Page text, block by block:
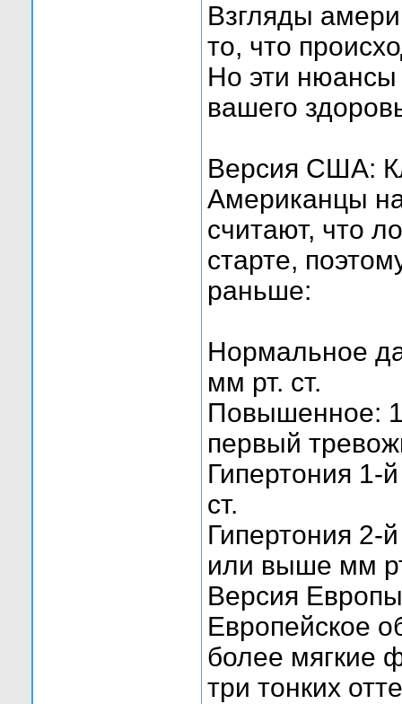
Взгляды
то, что
Но эти нюансы
вашего
Версия США:
Американцы
считают, что
старте,
раньше:
Нормальное
мм рт. ст.
Повышенное:
первый
Гипертония 1-
ст.
Гипертония 2-
или выше мм
Версия
Европейское
более мягкие
три тонких